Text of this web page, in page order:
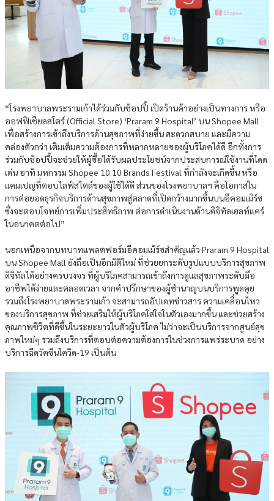
“โรงพยาบาลพระรามเก้าได้ร่วมกับช้อปปี้ เปิดร้านค้าอย่างเป็นทางการ หรือ
ออฟฟิเชียลสโตร์ (Official Store) ‘Praram 9 Hospital’ บน Shopee Mall
เพื่อสร้างการเข้าถึงบริการด้านสุขภาพที่ง่ายขึ้น สะดวกสบาย และมีความ
คล่องตัวกว่า เติมเต็มความต้องการที่หลากหลายของผู้บริโภคได้ดี อีกทั้งการ
ร่วมกับช้อปปี้จะช่วยให้ผู้ซื้อได้รับผลประโยชน์จากประสบการณ์ใช้งานที่โดด
เด่น อาทิ มหกรรม Shopee 10.10 Brands Festival ที่กำลังจะเกิดขึ้น หรือ
แคมเปญที่ตอบไลฟ์สไตล์ของผู้ใช้ได้ดี ส่วนของโรงพยาบาลฯ คือโอกาสใน
การต่อยอดธุรกิจบริการด้านสุขภาพสู่ตลาดที่เปิดกว้างมากขึ้นบนอีคอมเมิร์ซ
ซึ่งจะตอบโจทย์การเพิ่มประสิทธิภาพ ต่อการดำเนินงานด้านดิจิทัลเฮลท์แคร์
ในอนาคตต่อไป”
นอกเหนือจากบทบาทแพลตฟอร์มอีคอมเมิร์ซสำคัญแล้ว Praram 9 Hospital
บน Shopee Mall ยังถือเป็นอีกมิติใหม่ ที่ช่วยยกระดับรูปแบบบริการสุขภาพ
ดิจิทัลได้อย่างครบวงจร ที่ผู้บริโภคสามารถเข้าถึงการดูแลสุขภาพระดับมือ
อาชีพได้ง่ายและตลอดเวลา จากคำปรึกษาของผู้ชำนาญบนบริการพูดคุย
รวมถึงโรงพยาบาลพระรามเก้า จะสามารถอัปเดทข่าวสาร ความเคลื่อนไหว
ของบริการสุขภาพ ที่ช่วยเสริมให้ผู้บริโภคใส่ใจในตัวเองมากขึ้น และช่วยสร้าง
คุณภาพชีวิตที่ดีขึ้นในระยะยาวในตัวผู้บริโภค ไม่ว่าจะเป็นบริการจากศูนย์สุข
ภาพใหม่ๆ รวมถึงบริการที่ตอบต่อความต้องการในช่วงการแพร่ระบาด อย่าง
บริการฉีดวัคซีนโควิด-19 เป็นต้น